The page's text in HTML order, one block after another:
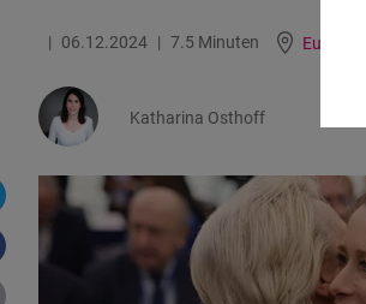
06.12.2024 7.5 Minuten Europa
Katharina Osthoff